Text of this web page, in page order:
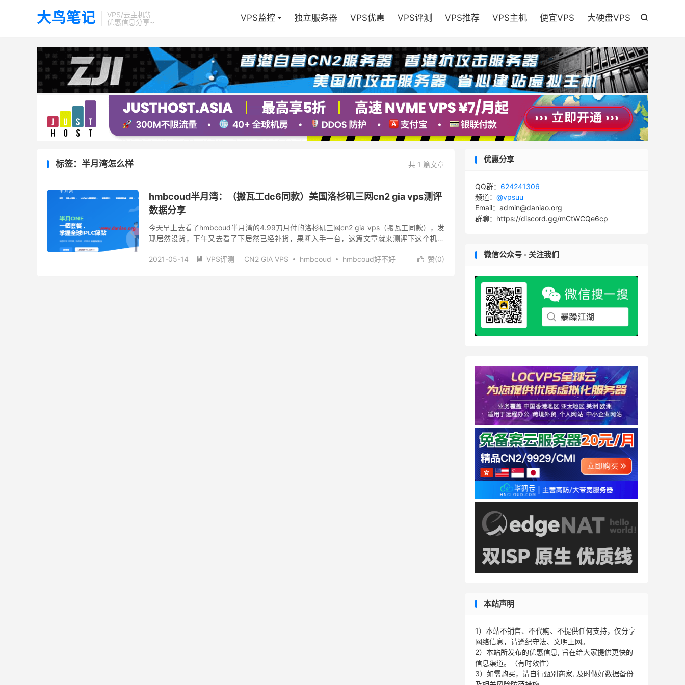
大鸟笔记
VPS/云主机等
优惠信息分享~

VPS监控 独立服务器 VPS优惠 VPS评测 VPS推荐 VPS主机 便宜VPS 大硬盘VPS
共 1 篇文章
标签：半月湾怎么样
hmbcoud半月湾：（搬瓦工dc6同款）美国洛杉矶三网cn2 gia vps测评
数据分享
今天早上去看了hmbcoud半月湾的4.99刀月付的洛杉矶三网cn2 gia vps（搬瓦工同款），发
现居然没货，下午又去看了下居然已经补货，果断入手一台，这篇文章就来测评下这个机器
 赞(0)
2021-05-14  VPS评测 CN2 GIA VPS hmbcoud
hmbcoud好不好
优惠分享
QQ群： 624241306
频道： @vpsuu
Email：admin@daniao.org
群聊：https://discord.gg/mCtWCQe6cp
微信公众号 - 关注我们
本站声明
1）本站不销售、不代购、不提供任何支持，仅分享
网络信息，请遵纪守法、文明上网。
2）本站所发布的优惠信息, 旨在给大家提供更快的
信息渠道。（有时效性）
3）如需购买，请自行甄别商家, 及时做好数据备份